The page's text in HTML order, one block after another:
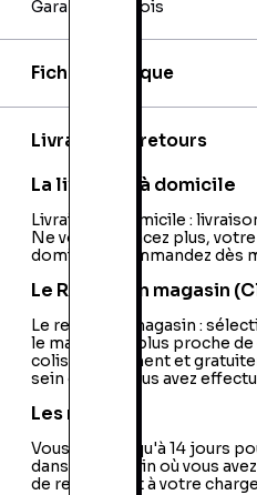
Garantie 24 mois
Fiche technique
Code barre 2:
Code barre 3:
Nom de l'éditeur:Namco
Nationalité:Europe
Livraison et retours
La livraison à domicile
Livraison à domicile :
Ne vous déplacez plus,
domicile ! Commandez dès
Le Retrait en magasin
Le retrait en magasin :
le magasin le plus proche
colis directement et
sein duquel vous avez
Les retours
Vous avez jusqu'à 14 jours
dans le magasin où vous
de retour sont à votre